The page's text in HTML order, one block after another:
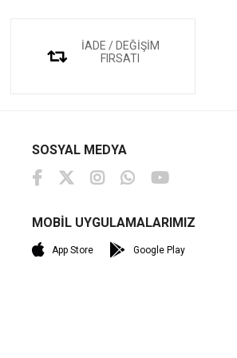
İADE / DEĞİŞİM
FIRSATI
SOSYAL MEDYA
MOBİL UYGULAMALARIMIZ
App Store Google Play